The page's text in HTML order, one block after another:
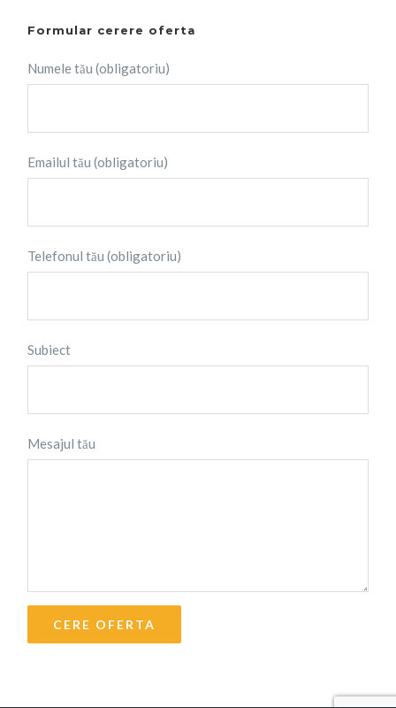
Formular cerere oferta
Numele tău (obligatoriu)
Emailul tău (obligatoriu)
Telefonul tău (obligatoriu)
Subiect
Mesajul tău